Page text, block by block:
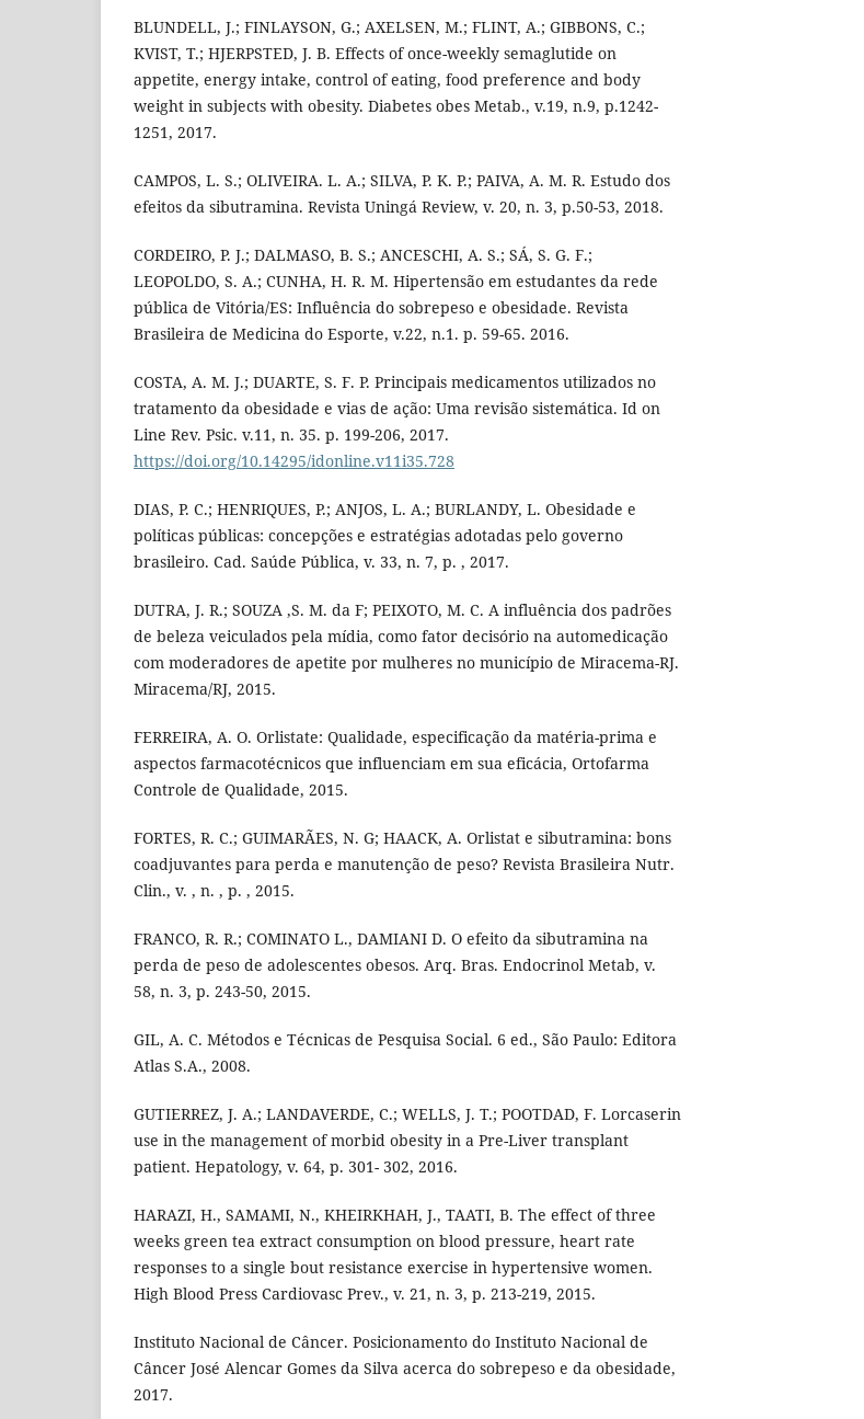
BLUNDELL, J.; FINLAYSON, G.; AXELSEN, M.; FLINT, A.; GIBBONS, C.;
KVIST, T.; HJERPSTED, J. B. Effects of once-weekly semaglutide on
appetite, energy intake, control of eating, food preference and body
weight in subjects with obesity. Diabetes obes Metab., v.19, n.9, p.1242-
1251, 2017.
CAMPOS, L. S.; OLIVEIRA. L. A.; SILVA, P. K. P.; PAIVA, A. M. R. Estudo dos
efeitos da sibutramina. Revista Uningá Review, v. 20, n. 3, p.50-53, 2018.
CORDEIRO, P. J.; DALMASO, B. S.; ANCESCHI, A. S.; SÁ, S. G. F.;
LEOPOLDO, S. A.; CUNHA, H. R. M. Hipertensão em estudantes da rede
pública de Vitória/ES: Influência do sobrepeso e obesidade. Revista
Brasileira de Medicina do Esporte, v.22, n.1. p. 59-65. 2016.
COSTA, A. M. J.; DUARTE, S. F. P. Principais medicamentos utilizados no
tratamento da obesidade e vias de ação: Uma revisão sistemática. Id on
Line Rev. Psic. v.11, n. 35. p. 199-206, 2017.
https://doi.org/10.14295/idonline.v11i35.728
DIAS, P. C.; HENRIQUES, P.; ANJOS, L. A.; BURLANDY, L. Obesidade e
políticas públicas: concepções e estratégias adotadas pelo governo
brasileiro. Cad. Saúde Pública, v. 33, n. 7, p. , 2017.
DUTRA, J. R.; SOUZA ,S. M. da F; PEIXOTO, M. C. A influência dos padrões
de beleza veiculados pela mídia, como fator decisório na automedicação
com moderadores de apetite por mulheres no município de Miracema-RJ.
Miracema/RJ, 2015.
FERREIRA, A. O. Orlistate: Qualidade, especificação da matéria-prima e
aspectos farmacotécnicos que influenciam em sua eficácia, Ortofarma
Controle de Qualidade, 2015.
FORTES, R. C.; GUIMARÃES, N. G; HAACK, A. Orlistat e sibutramina: bons
coadjuvantes para perda e manutenção de peso? Revista Brasileira Nutr.
Clin., v. , n. , p. , 2015.
FRANCO, R. R.; COMINATO L., DAMIANI D. O efeito da sibutramina na
perda de peso de adolescentes obesos. Arq. Bras. Endocrinol Metab, v.
58, n. 3, p. 243-50, 2015.
GIL, A. C. Métodos e Técnicas de Pesquisa Social. 6 ed., São Paulo: Editora
Atlas S.A., 2008.
GUTIERREZ, J. A.; LANDAVERDE, C.; WELLS, J. T.; POOTDAD, F. Lorcaserin
use in the management of morbid obesity in a Pre-Liver transplant
patient. Hepatology, v. 64, p. 301- 302, 2016.
HARAZI, H., SAMAMI, N., KHEIRKHAH, J., TAATI, B. The effect of three
weeks green tea extract consumption on blood pressure, heart rate
responses to a single bout resistance exercise in hypertensive women.
High Blood Press Cardiovasc Prev., v. 21, n. 3, p. 213-219, 2015.
Instituto Nacional de Câncer. Posicionamento do Instituto Nacional de
Câncer José Alencar Gomes da Silva acerca do sobrepeso e da obesidade,
2017.